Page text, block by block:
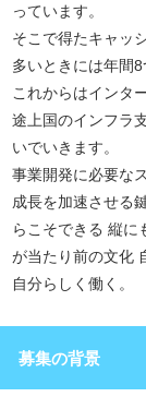
っています。
そこで得たキャッ
多いときには年間8
これからはインタ
途上国のインフラ
いでいきます。
事業開発に必要な
成長を加速させる
らこそできる 縦に
が当たり前の文化
自分らしく働く。
募集の背景